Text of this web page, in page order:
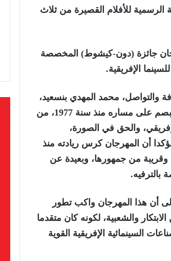
الرسمية للأفلام القصيرة من ثلاث
جائزة (دون-كيشوط) المخصصة
الإفريقية.
والتواصل، محمد المهدي بنسعيد،
إن المهرجان الدولي للسينما الإفريقية “يبصم على مساره منذ سنة 1977، من
والحق في الصورة،
أن المهرجان كرس ريادته منذ
وقريبة من جمهورها، وبعيدة عن
بالترفيه.
أن هذا المهرجان واكب تطور
الابتكار والشعبية، لكونه كان متقدما
السينمائية الإفريقية القوية